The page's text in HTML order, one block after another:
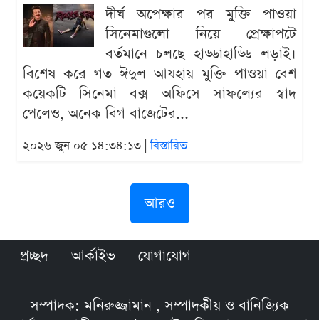
দীর্ঘ অপেক্ষার পর মুক্তি পাওয়া
সিনেমাগুলো নিয়ে প্রেক্ষাপটে
বর্তমানে চলছে হাড্ডাহাড্ডি লড়াই।
বিশেষ করে গত ঈদুল আযহায় মুক্তি পাওয়া বেশ
কয়েকটি সিনেমা বক্স অফিসে সাফল্যের স্বাদ
পেলেও, অনেক বিগ বাজেটের...
২০২৬ জুন ০৫ ১৪:৩৪:১৩ |বিস্তারিত
আরও
প্রচ্ছদ আর্কাইভ যোগাযোগ
সম্পাদক: মনিরুজ্জামান , সম্পাদকীয় ও বানিজ্যিক